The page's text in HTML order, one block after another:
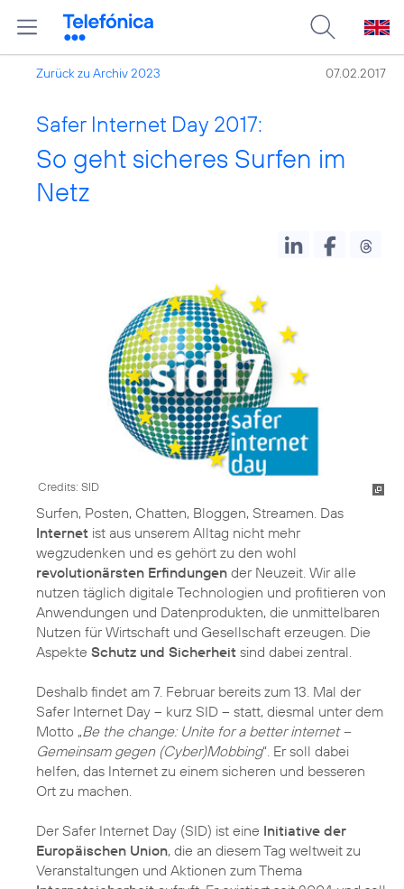
Zurück zu Archiv 2023 07.02.2017
Safer Internet Day 2017:
So geht sicheres Surfen im
Netz
Credits: SID
Surfen, Posten, Chatten, Bloggen, Streamen. Das
Internet ist aus unserem Alltag nicht mehr
wegzudenken und es gehört zu den wohl
revolutionärsten Erfindungen der Neuzeit. Wir alle
nutzen täglich digitale Technologien und profitieren von
Anwendungen und Datenprodukten, die unmittelbaren
Nutzen für Wirtschaft und Gesellschaft erzeugen. Die
Aspekte Schutz und Sicherheit sind dabei zentral.
Deshalb findet am 7. Februar bereits zum 13. Mal der
Safer Internet Day – kurz SID – statt, diesmal unter dem
Motto „Be the change: Unite for a better internet –
Gemeinsam gegen (Cyber)Mobbing“. Er soll dabei
helfen, das Internet zu einem sicheren und besseren
Ort zu machen.
Der Safer Internet Day (SID) ist eine Initiative der
Europäischen Union, die an diesem Tag weltweit zu
Veranstaltungen und Aktionen zum Thema